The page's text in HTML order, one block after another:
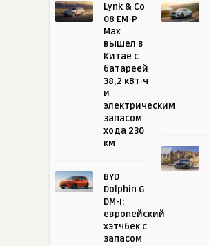
Lynk & Co
08 EM-P
Max
вышел в
Китае с
батареей
38,2 кВт·ч
и
электрическим
запасом
хода 230
км
BYD
Dolphin G
DM-i:
европейский
хэтчбек с
запасом